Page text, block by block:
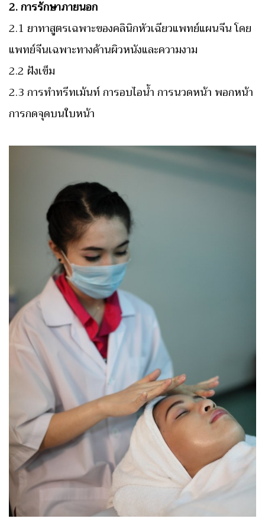
2. การรักษาภายนอก
2.1 ยาทาสูตรเฉพาะของคลินิกหัวเฉียวแพทย์แผนจีน โดย
แพทย์จีนเฉพาะทางด้านผิวหนังและความงาม
2.2 ฝังเข็ม
2.3 การทำทรีทเม้นท์ การอบไอน้ำ การนวดหน้า พอกหน้า
การกดจุดบนใบหน้า